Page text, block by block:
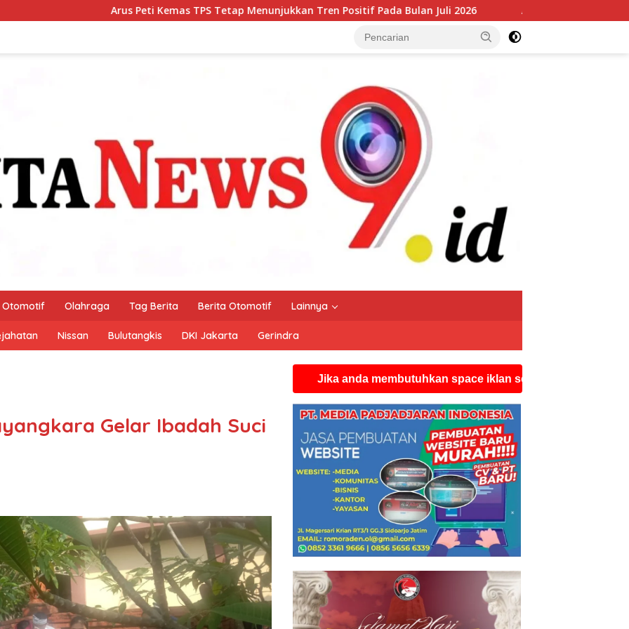
Peti Kemas TPS Tetap Menunjukkan Tren Positif Pada Bulan Juli 2026 Arus Peti Kemas TPS Tetap Menunjukkan Tren
Otomotif Olahraga Tag Berita Berita Otomotif Lainnya
Nissan Bulutangkis DKI Jakarta Gerindra
Gelar Ibadah Suci
Jika anda membutuhkan space iklan seperti ini silahkan hubungi